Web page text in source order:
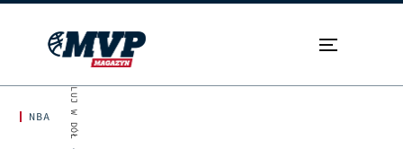
NBA SKROLUJ W DÓŁ